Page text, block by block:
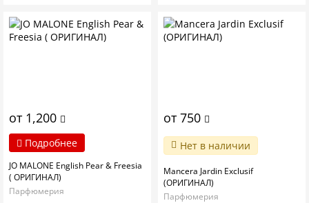
от 1,200
Подробнее
JO MALONE English Pear & Freesia
( ОРИГИНАЛ)
Парфюмерия
от 750
Нет в наличии
Mancera Jardin Exclusif
(ОРИГИНАЛ)
Парфюмерия